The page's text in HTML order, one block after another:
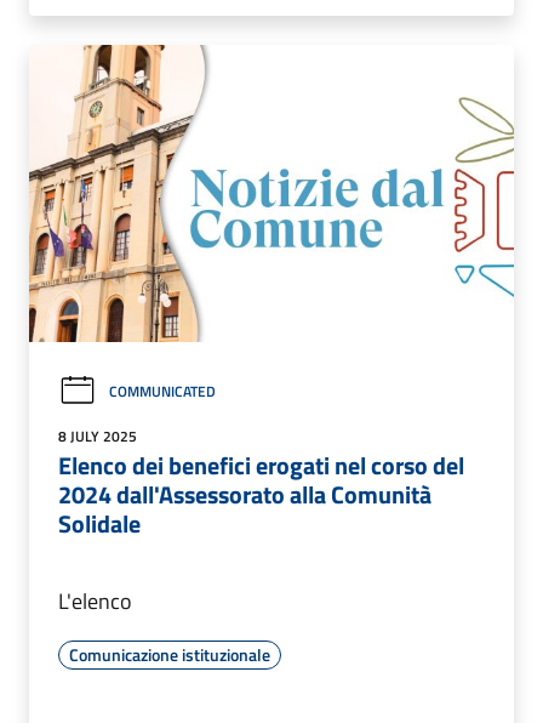
COMMUNICATED
8 JULY 2025
Elenco dei benefici erogati nel corso del
2024 dall'Assessorato alla Comunità
Solidale
L'elenco
Comunicazione istituzionale